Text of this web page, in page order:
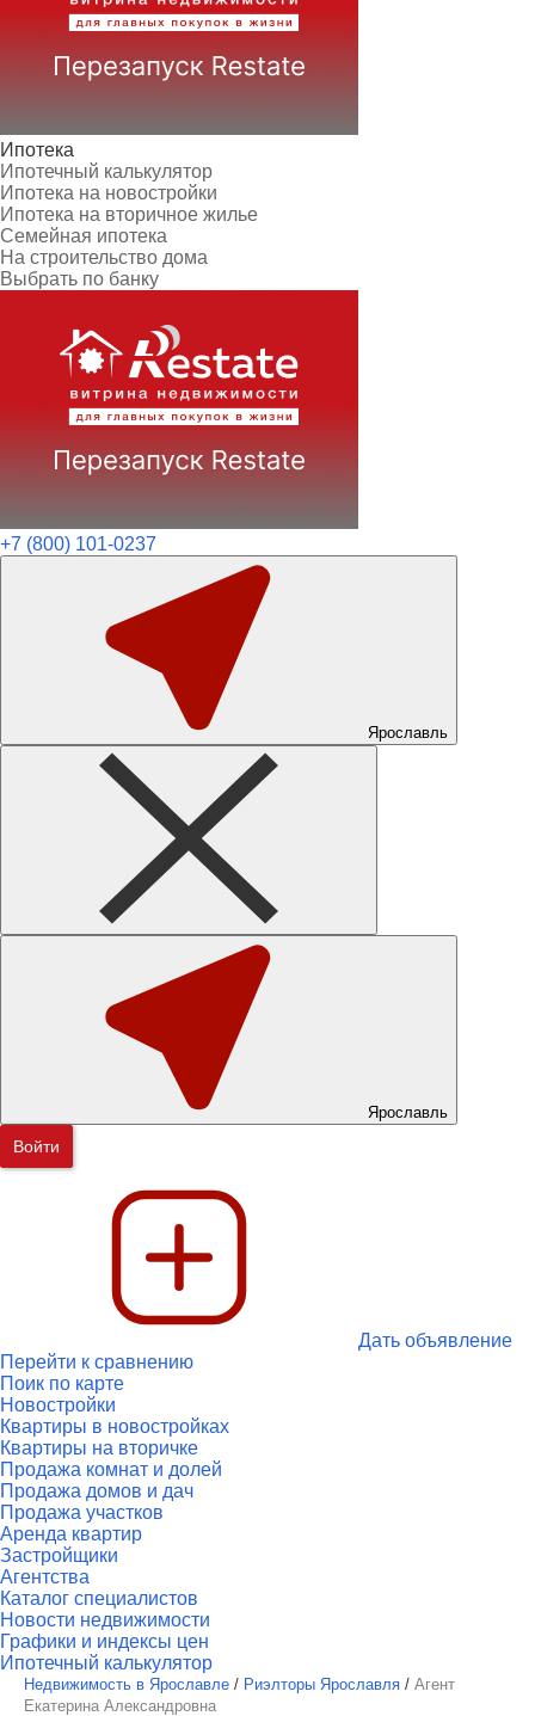
Ипотека
Ипотечный калькулятор
Ипотека на новостройки
Ипотека на вторичное жилье
Семейная ипотека
На строительство дома
Выбрать по банку
+7 (800) 101-0237
Ярославль
Ярославль
Войти
Дать объявление
Перейти к сравнению
Поик по карте
Новостройки
Квартиры в новостройках
Квартиры на вторичке
Продажа комнат и долей
Продажа домов и дач
Продажа участков
Аренда квартир
Застройщики
Агентства
Каталог специалистов
Новости недвижимости
Графики и индексы цен
Ипотечный калькулятор
Недвижимость в Ярославле / Риэлторы Ярославля / Агент
Екатерина Александровна